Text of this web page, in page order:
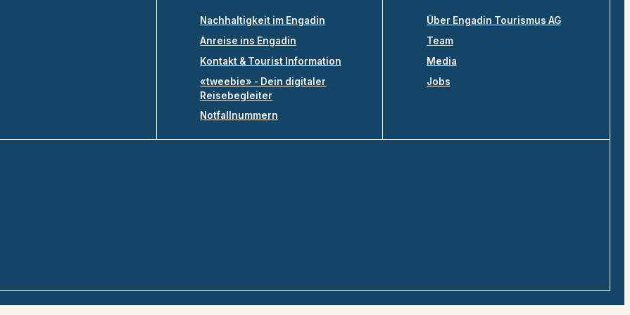
Nachhaltigkeit im Engadin
Anreise ins Engadin
Kontakt & Tourist Information
«tweebie» - Dein digitaler
Reisebegleiter
Notfallnummern
Über Engadin Tourismus AG
Team
Media
Jobs